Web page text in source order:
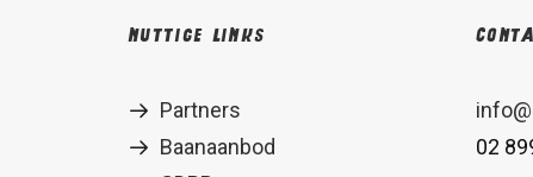
Nuttige links
Partners
Baanaanbod
02